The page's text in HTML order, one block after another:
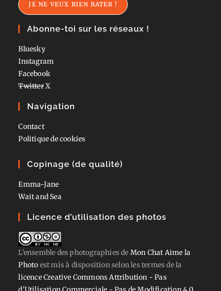
JE NE VEUX RIEN RATER !
Abonne-toi sur les réseaux !
Bluesky
Instagram
Facebook
TwitterX
Navigation
Contact
Politique de cookies
Copinage (de qualité)
Emma-Jane
Wait and Sea
Licence d’utilisation des photos
L'ensemble des photographiesde Mon Chat Aime la
Photo est mis à disposition selon les termes de la
licence Creative Commons Attribution - Pas